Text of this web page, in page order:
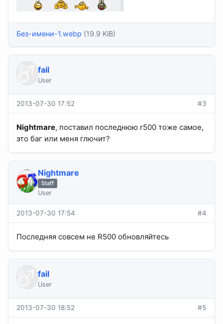
Без-имени-1.webp (19.9 KiB)
fail
User
2013-07-30 17:52 #3
Nightmare, поставил последнюю r500 тоже самое,
это баг или меня глючит?
Nightmare
Staff
User
2013-07-30 17:54 #4
Последняя совсем не R500 обновляйтесь
fail
User
2013-07-30 18:52 #5